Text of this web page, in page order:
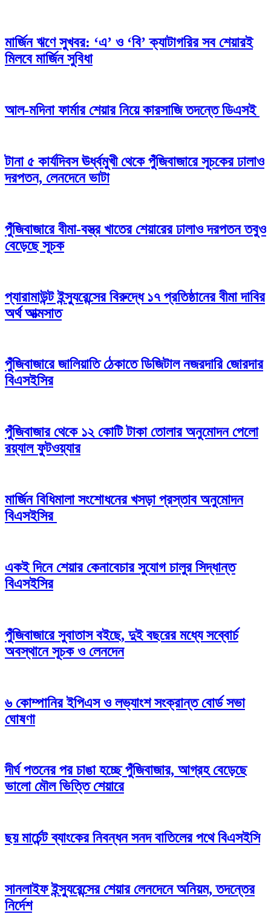
মার্জিন ঋণে সুখবর: ‘এ’ ও ‘বি’ ক্যাটাগরির সব শেয়ারই
মিলবে মার্জিন সুবিধা
আল-মদিনা ফার্মার শেয়ার নিয়ে কারসাজি তদন্তে ডিএসই
টানা ৫ কার্যদিবস ঊর্ধ্বমুখী থেকে পুঁজিবাজারে সূচকের ঢালাও
দরপতন, লেনদেনে ভাটা
পুঁজিবাজারে বীমা-বস্ত্র খাতের শেয়ারের ঢালাও দরপতন তবুও
বেড়েছে সূচক
প্যারামাউন্ট ইন্স্যুরেন্সের বিরুদ্ধে ১৭ প্রতিষ্ঠানের বীমা দাবির
অর্থ আত্মসাত
পুঁজিবাজারে জালিয়াতি ঠেকাতে ডিজিটাল নজরদারি জোরদার
বিএসইসির
পুঁজিবাজার থেকে ১২ কোটি টাকা তোলার অনুমোদন পেলো
রয়্যাল ফুটওয়্যার
মার্জিন বিধিমালা সংশোধনের খসড়া প্রস্তাব অনুমোদন
বিএসইসির
একই দিনে শেয়ার কেনাবেচার সুযোগ চালুর সিদ্ধান্ত
বিএসইসির
পুঁজিবাজারে সুবাতাস বইছে, দুই বছরের মধ্যে সব্বোর্চ
অবস্থানে সূচক ও লেনদেন
৬ কোম্পানির ইপিএস ও লভ্যাংশ সংক্রান্ত বোর্ড সভা
ঘোষণা
দীর্ঘ পতনের পর চাঙা হচ্ছে পুঁজিবাজার, আগ্রহ বেড়েছে
ভালো মৌল ভিত্তি শেয়ারে
ছয় মার্চেন্ট ব্যাংকের নিবন্ধন সনদ বাতিলের পথে বিএসইসি
সানলাইফ ইন্স্যুরেন্সের শেয়ার লেনদেনে অনিয়ম, তদন্তের
নির্দেশ